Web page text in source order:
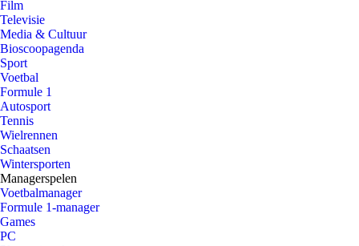
Film
Televisie
Media & Cultuur
Bioscoopagenda
Sport
Voetbal
Formule 1
Autosport
Tennis
Wielrennen
Schaatsen
Wintersporten
Managerspelen
Voetbalmanager
Formule 1-manager
Games
PC